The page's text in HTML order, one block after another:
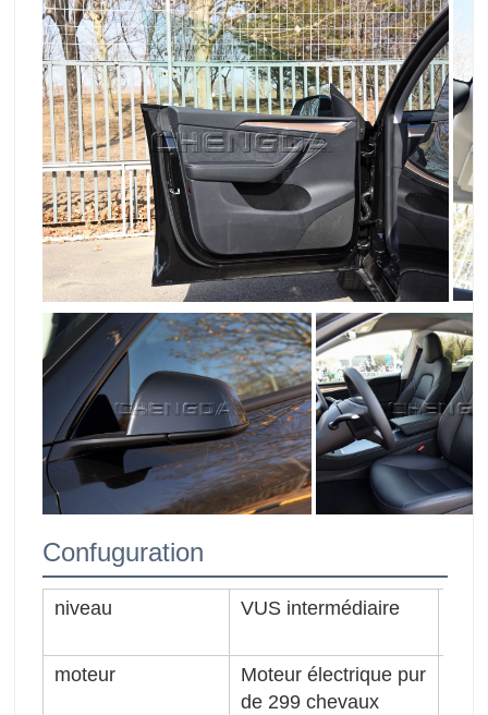
Confuguration
niveau VUS intermédiaire
moteur
Moteur électrique pur
de 299 chevaux